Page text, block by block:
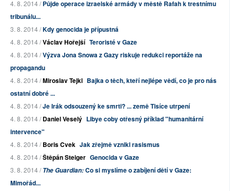
4. 8. 2014 /Půjde operace izraelské armády v městě Rafah k trestnímu
tribunálu...
3. 8. 2014 /Kdy genocida je přípustná
4. 8. 2014 /Václav Hořejší Teroristé v Gaze
4. 8. 2014 /Výzva Jona Snowa z Gazy riskuje redukci reportáže na
propagandu
4. 8. 2014 /Miroslav Tejkl Bajka o těch, kteří nejlépe vědí, co je pro nás
ostatní dobré ...
4. 8. 2014 /Je Irák odsouzený ke smrti? ... země Tisíce utrpení
4. 8. 2014 /Daniel Veselý Libye coby otřesný příklad "humanitární
intervence"
4. 8. 2014 /Boris Cvek Jak zřejmě vznikl rasismus
4. 8. 2014 /Štěpán Steiger Genocida v Gaze
3. 8. 2014 /The Guardian:Co si myslíme o zabíjení dětí v Gaze:
Mimořád...